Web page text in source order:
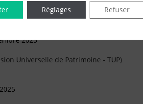
2025
Universelle de Patrimoine - TUP)
Refuser
Réglages